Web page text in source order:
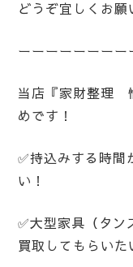
どうぞ宜しくお願
ーーーーーーーー
当店『家財整理
めです！
✅持込みする時間
い！
✅大型家具（タン
買取してもらいた